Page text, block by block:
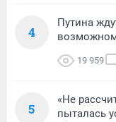
4
Путина
19 959
5
«Не
пыталась